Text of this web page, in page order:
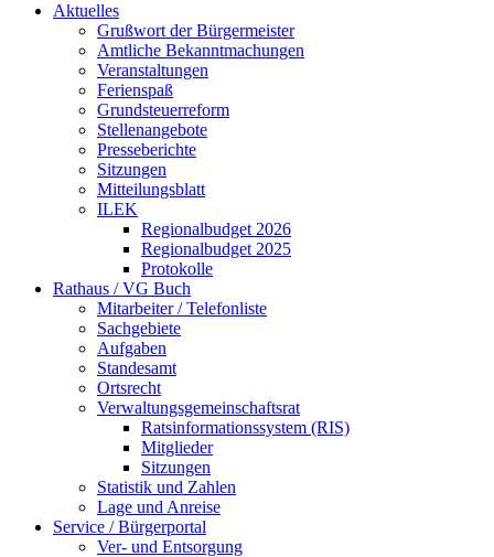
Aktuelles
Grußwort der Bürgermeister
Amtliche Bekanntmachungen
Veranstaltungen
Ferienspaß
Grundsteuerreform
Stellenangebote
Presseberichte
Sitzungen
Mitteilungsblatt
ILEK
Regionalbudget 2026
Regionalbudget 2025
Protokolle
Rathaus / VG Buch
Mitarbeiter / Telefonliste
Sachgebiete
Aufgaben
Standesamt
Ortsrecht
Verwaltungsgemeinschaftsrat
Ratsinformationssystem (RIS)
Mitglieder
Sitzungen
Statistik und Zahlen
Lage und Anreise
Service / Bürgerportal
Ver- und Entsorgung